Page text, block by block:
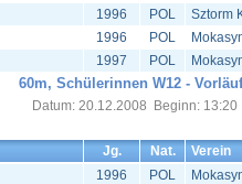
1996 POL
Sztorm
1996 POL
1997 POL
60m, Schülerinnen W12 -
Datum: 20.12.2008 Beginn: 13:20
Jg. Nat.
Verein
1996 POL